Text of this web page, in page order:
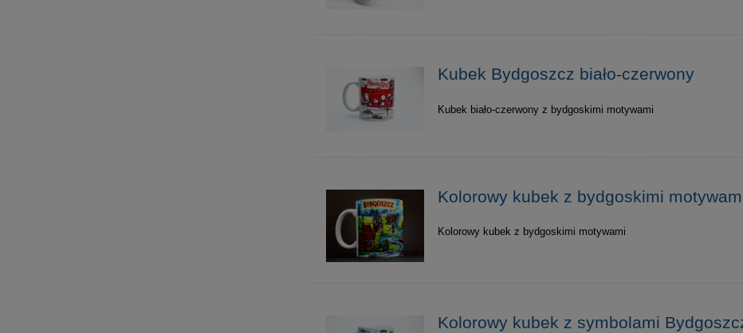
Kubek Bydgoszcz biało-czerwony
Kubek biało-czerwony z bydgoskimi motywami
Kolorowy kubek z bydgoskimi
Kolorowy kubek z bydgoskimi motywami
Kolorowy kubek z symbolami